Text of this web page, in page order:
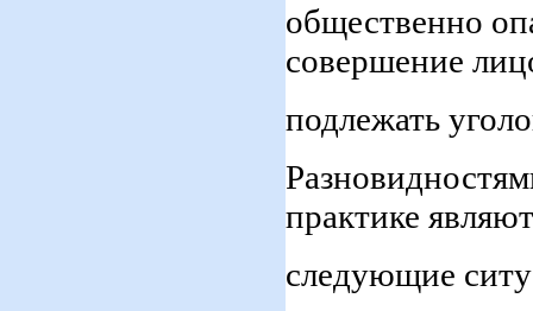
общественно
совершение
подлежать
практике
следующие